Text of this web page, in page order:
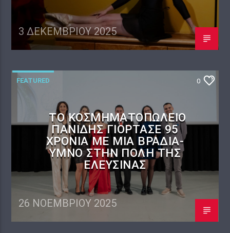
3 ΔΕΚΕΜΒΡΊΟΥ 2025
FEATURED 0
ΤΟ ΚΟΣΜΗΜΑΤΟΠΩΛΕΊΟ
ΠΑΝΙΔΗΣ ΓΙΌΡΤΑΣΕ 95
ΧΡΌΝΙΑ ΜΕ ΜΙΑ ΒΡΑΔΙΆ-
ΎΜΝΟ ΣΤΗΝ ΠΌΛΗ ΤΗΣ
ΕΛΕΥΣΊΝΑΣ
26 ΝΟΕΜΒΡΊΟΥ 2025